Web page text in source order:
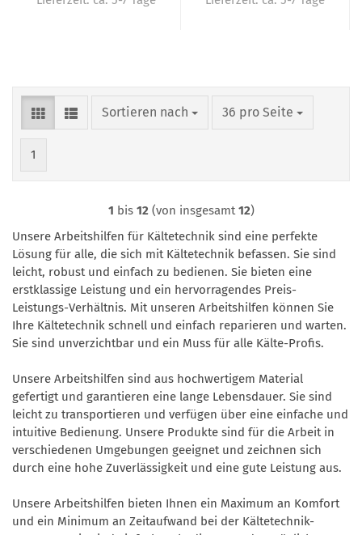
Sortieren nach
Sortieren nach 36 pro Seite
pro Seite
1
1 bis 12(von insgesamt12)
Unsere Arbeitshilfen für Kältetechnik sind eine perfekte
Lösung für alle, die sich mit Kältetechnik befassen. Sie sind
leicht, robust und einfach zu bedienen. Sie bieten eine
erstklassige Leistung und ein hervorragendes Preis-
Leistungs-Verhältnis. Mit unseren Arbeitshilfen können Sie
Ihre Kältetechnik schnell und einfach reparieren und warten.
Sie sind unverzichtbar und ein Muss für alle Kälte-Profis.
Unsere Arbeitshilfen sind aus hochwertigem Material
gefertigt und garantieren eine lange Lebensdauer. Sie sind
leicht zu transportieren und verfügen über eine einfache und
intuitive Bedienung. Unsere Produkte sind für die Arbeit in
verschiedenen Umgebungen geeignet und zeichnen sich
durch eine hohe Zuverlässigkeit und eine gute Leistung aus.
Unsere Arbeitshilfen bieten Ihnen ein Maximum an Komfort
und ein Minimum an Zeitaufwand bei der Kältetechnik-